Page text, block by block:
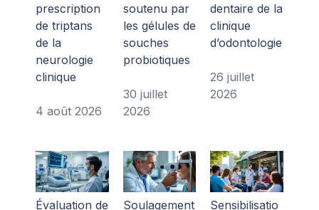
prescription
de triptans
de la
neurologie
clinique
4 août 2026
soutenu par
les gélules de
souches
probiotiques
30 juillet
2026
dentaire de la
clinique
d’odontologie
26 juillet
2026
Évaluation de
Soulagement
Sensibilisatio